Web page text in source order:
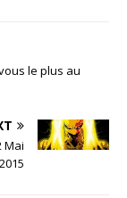
le plus au
Mai
2015